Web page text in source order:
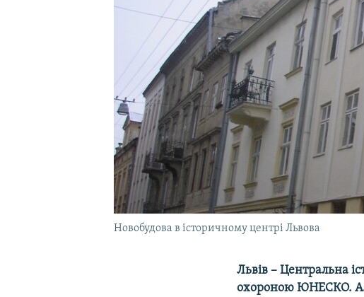
Новобудова в історичному центрі Львова
Львів – Центральна
охороною ЮНЕСКО.